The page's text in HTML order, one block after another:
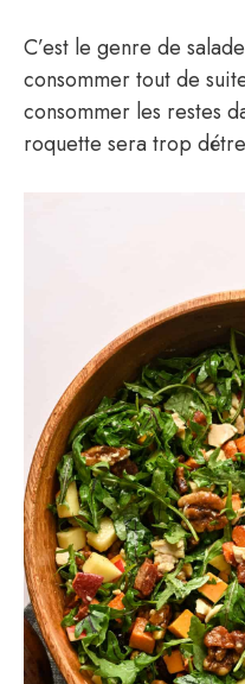
C’est le genre de
consommer tout de
consommer les restes
roquette sera trop